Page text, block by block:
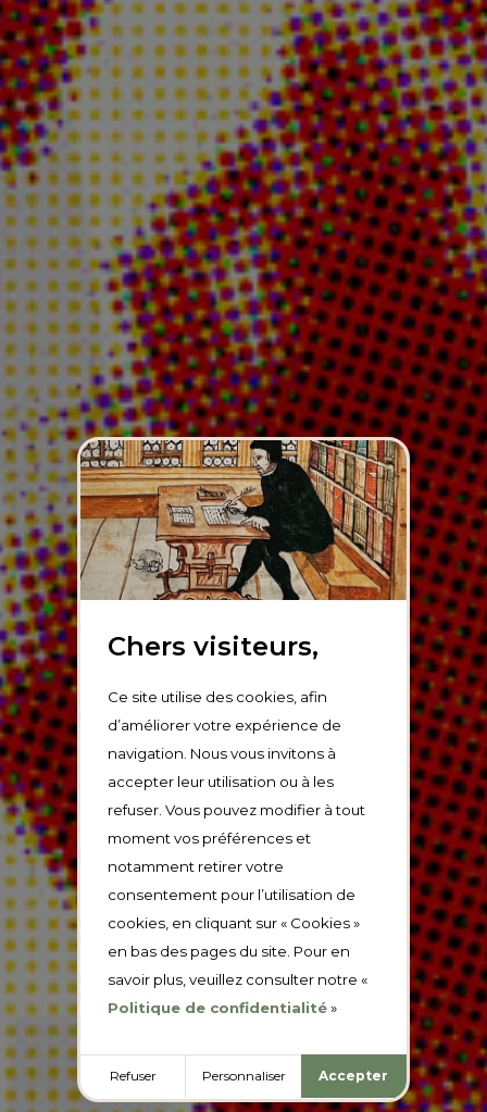
Chers visiteurs,
Ce site utilise des cookies, afin
d’améliorer votre expérience de
navigation. Nous vous invitons à
accepter leur utilisation ou à les
refuser. Vous pouvez modifier à tout
moment vos préférences et
notamment retirer votre
consentement pour l’utilisation de
cookies, en cliquant sur « Cookies »
en bas des pages du site. Pour en
savoir plus, veuillez consulter notre «
Politique de confidentialité»
Refuser Personnaliser Accepter